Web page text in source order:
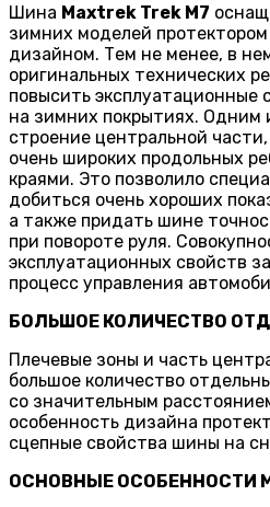
Шина Maxtrek Trek M7
зимних моделей
дизайном. Тем не менее, в
оригинальных технических
повысить эксплуатационные
на зимних покрытиях. Одним
строение центральной
очень широких продольных
краями. Это позволило
добиться очень хороших
а также придать шине
при повороте руля.
эксплуатационных свойств
процесс управления
БОЛЬШОЕ КОЛИЧЕСТВО
Плечевые зоны и часть
большое количество
со значительным
особенность дизайна
сцепные свойства шины на
ОСНОВНЫЕ ОСОБЕННОСТИ